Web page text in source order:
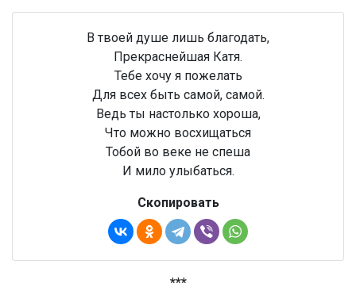
В твоей душе лишь благодать,
Прекраснейшая Катя.
Тебе хочу я пожелать
Для всех быть самой, самой.
Ведь ты настолько хороша,
Что можно восхищаться
Тобой во веке не спеша
И мило улыбаться.
Скопировать
***